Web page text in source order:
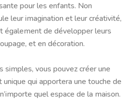
pour les enfants. Non
leur imagination et leur créativité,
également de développer leurs
et en décoration.
simples, vous pouvez créer une
qui apportera une touche de
quel espace de la maison.